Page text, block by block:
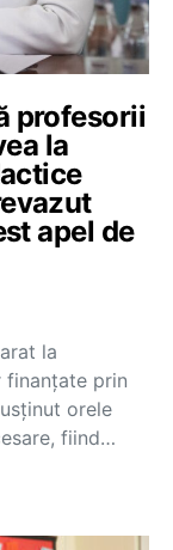
profesorii
la
apel de
la
finanțate prin
orele
fiind…